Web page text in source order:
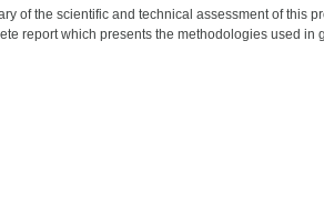
of the scientific and technical assessment of this
report which presents the methodologies used in